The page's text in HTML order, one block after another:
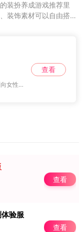
装扮养成游戏推荐里
装饰素材可以自由搭
压力，是打发时间的
以闪亮之名官方正版是一款面向女性玩家的养成类恋爱模拟游戏。在这款游戏中，玩家将扮演一名时尚设计师，与周围的多位角色展开浪漫的爱情故事。除了丰富的恋爱元素外，游戏
查看
查看
验服
查看